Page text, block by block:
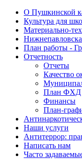
О Пушкинской
Культура для
Материально-
План работы -
Отчетность
Отчеты
Качество
План ФХД
Финансы
План-
Наши услуги
Антитеррор:
Написать нам
Часто